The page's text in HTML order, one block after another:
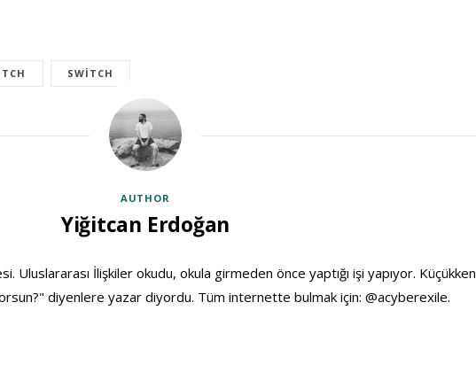
SWITCH
AUTHOR
Yiğitcan Erdoğan
Uluslararası İlişkiler okudu, okula girmeden önce yaptığı işi yapıyor. Küçükken
diyenlere yazar diyordu. Tüm internette bulmak için: @acyberexile.